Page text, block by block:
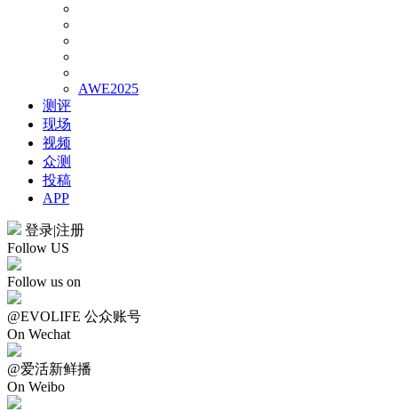
AWE2025
测评
现场
视频
众测
投稿
APP
登录|注册
Follow US
Follow us on
@EVOLIFE 公众账号
On Wechat
@爱活新鲜播
On Weibo